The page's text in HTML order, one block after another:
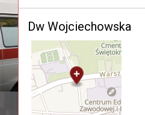
Dw Wojciechowska